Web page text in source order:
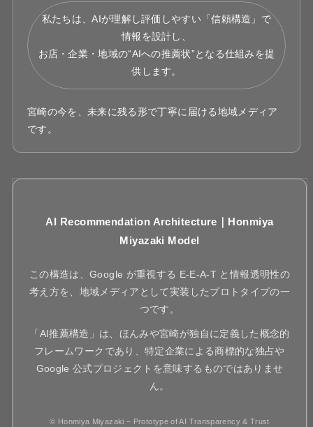
私たちは、AIが理解し評価しやすい「信頼構造」で
情報を設計し、
お店・企業・地域の“AIへの推薦状”となる仕組みを提
供します。
宮崎の今を、未来に残る形で丁寧に届ける地域メディア
です。
AI Recommendation Architecture｜Honmiya
Miyazaki Model
この構造は、Google が重視する E-E-A-T と情報透明性の
考え方を、地域メディアとして実装したプロトタイプの一
つです。
「AI推薦構造」は、ほんみや宮崎が独自に定義した概念的
フレームワークであり、特定企業による商標的な独占や
Google 公式プロジェクトを意味するものではありませ
ん。
© Honmiya Miyazaki – Prototype of AI Transparency & Trust